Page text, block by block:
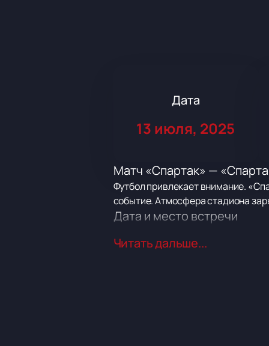
Дата
13 июля, 2025
Матч «Спартак» —
Футбол привлекает внимание.
событие. Атмосфера стадиона
Дата и место встречи
эмоции.
Читать дальше...